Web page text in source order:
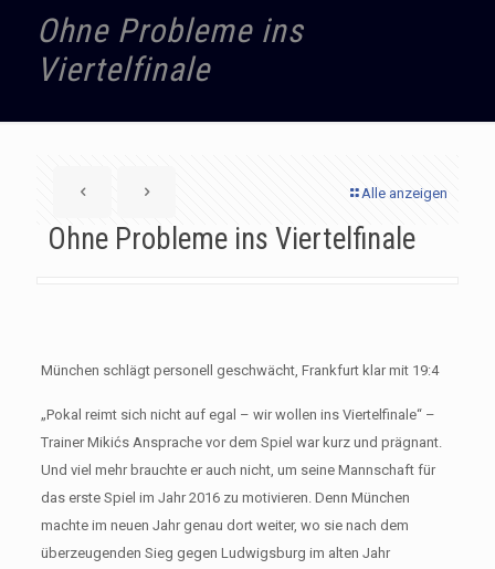
Ohne Probleme ins
Viertelfinale
Alle anzeigen
Ohne Probleme ins Viertelfinale
München schlägt personell geschwächt, Frankfurt klar mit 19:4
„Pokal reimt sich nicht auf egal – wir wollen ins Viertelfinale“ –
Trainer Mikićs Ansprache vor dem Spiel war kurz und prägnant.
Und viel mehr brauchte er auch nicht, um seine Mannschaft für
das erste Spiel im Jahr 2016 zu motivieren. Denn München
machte im neuen Jahr genau dort weiter, wo sie nach dem
überzeugenden Sieg gegen Ludwigsburg im alten Jahr